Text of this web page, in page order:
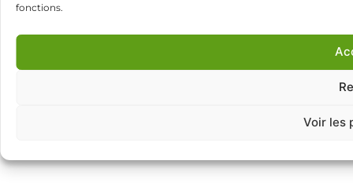
fonctions.
Voir les